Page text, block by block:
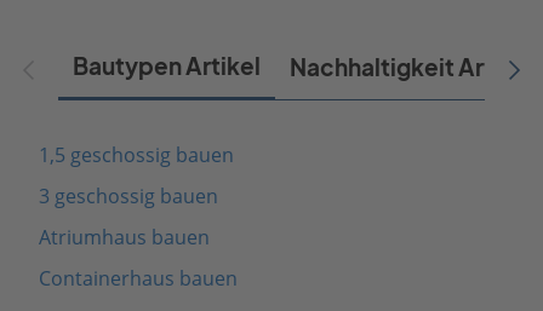
Bautypen Artikel Nachhaltigkeit Artikel
1,5 geschossig bauen
3 geschossig bauen
Atriumhaus bauen
Containerhaus bauen